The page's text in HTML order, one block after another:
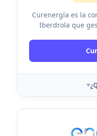
Curenergía es la
Iberdrola que